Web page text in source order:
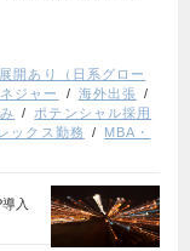
開あり（日系グロー
ジャー
海外出張
ポテンシャル採用
ックス勤務
MBA・
入